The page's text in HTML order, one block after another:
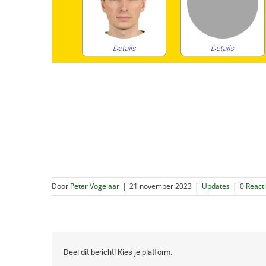
Door Peter Vogelaar | 21 november 2023 | Updates | 0
Deel dit bericht! Kies je platform.